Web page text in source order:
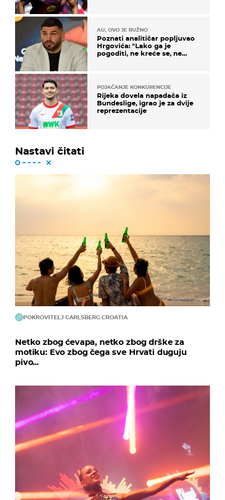
AU, OVO JE RUŽNO
Poznati analitičar popljuvao
Hrgovića: "Lako ga je
pogoditi, ne kreće se, ne
POJAČANJE KONKURENCIJE
Rijeka dovela napadača iz
Bundeslige, igrao je za dvije
reprezentacije
Nastavi čitati
POKROVITELJ CARLSBERG CROATIA
Netko zbog ćevapa, netko zbog drške za
motiku: Evo zbog čega sve Hrvati duguju
pivo...